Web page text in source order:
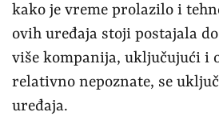
kako je vreme prolazilo i
ovih uređaja stoji postajala
više kompanija, uključujući i
relativno nepoznate, se
uređaja.